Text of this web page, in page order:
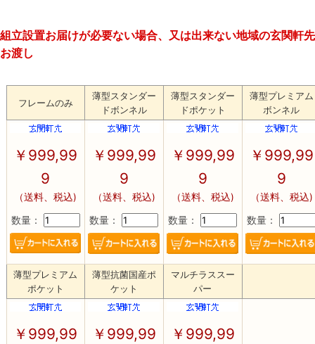
組立設置お届けが必要ない場合、又は出来ない地域の玄関軒先
お渡し
フレームのみ
薄型スタンダー
ドボンネル
薄型スタンダー
ドポケット
薄型プレミアム
ボンネル
￥ 999,99
9
（送料、税込)
数量：
￥ 999,99
9
（送料、税込)
数量：
￥ 999,99
9
（送料、税込)
数量：
￥ 999,99
9
（送料、税込)
数量：
薄型プレミアム
ポケット
薄型抗菌国産ポ
ケット
マルチラススー
パー
￥ 999,99
￥ 999,99
￥ 999,99